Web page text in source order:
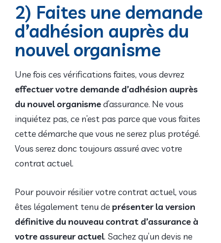
2) Faites une demande
d’adhésion auprès du
nouvel organisme
Une fois ces vérifications faites, vous devrez
effectuer votre demande d’adhésion auprès
du nouvel organismed’assurance. Ne vous
inquiétez pas, ce n’est pas parce que vous faites
cette démarche que vous ne serez plus protégé.
Vous serez donc toujours assuré avec votre
contrat actuel.
Pour pouvoir résilier votre contrat actuel, vous
êtes légalement tenu de présenter la version
définitive du nouveau contrat d’assurance à
votre assureur actuel. Sachez qu’un devis ne